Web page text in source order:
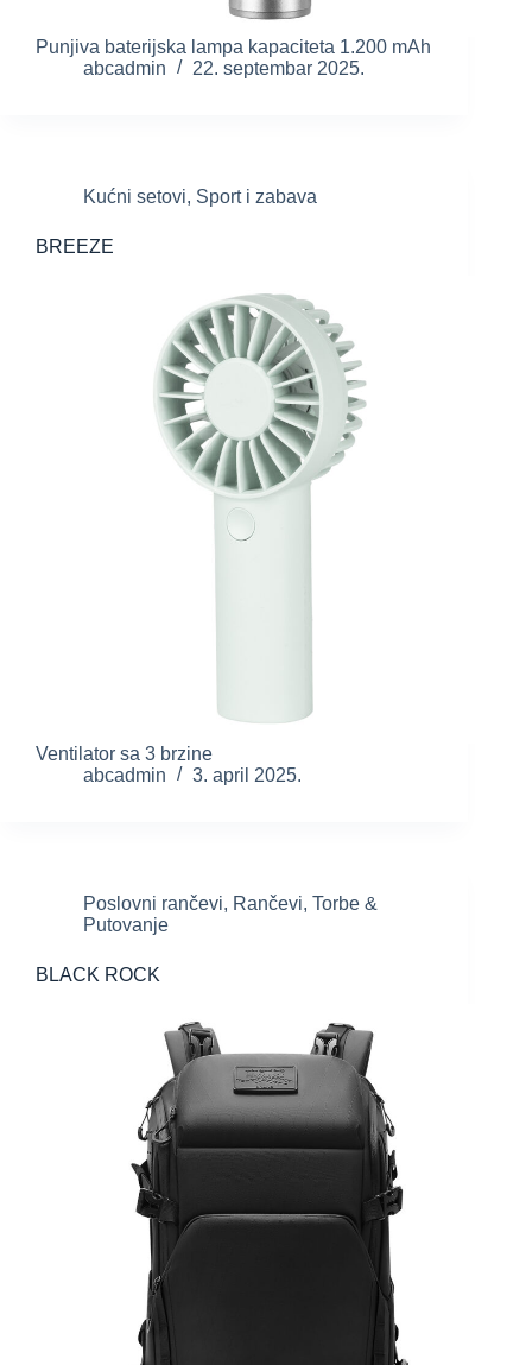
Punjiva baterijska lampa kapaciteta 1.200 mAh
abcadmin
22. septembar 2025.
Kućni setovi, Sport i zabava
BREEZE
Ventilator sa 3 brzine
abcadmin
3. april 2025.
Poslovni rančevi, Rančevi, Torbe &
Putovanje
BLACK ROCK